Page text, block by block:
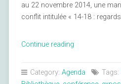
au 22 novembre 2014, une
conflit intitulée « 14-18 :
Continue reading« «
regards
Category: Agenda Tags: